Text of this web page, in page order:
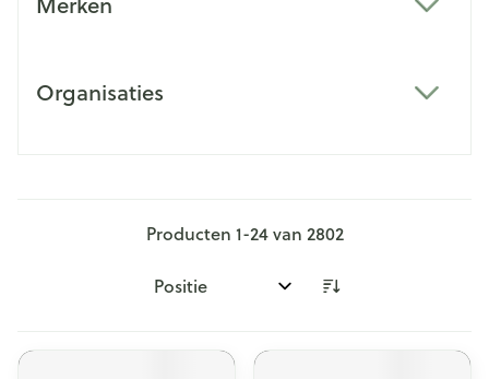
Organisaties
Producten 1-24van 2802
Sorteer op: